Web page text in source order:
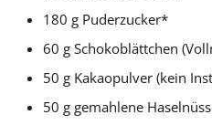
180 g Puderzucker*
60 g Schokoblättchen
50 g Kakaopulver (kein
50 g gemahlene